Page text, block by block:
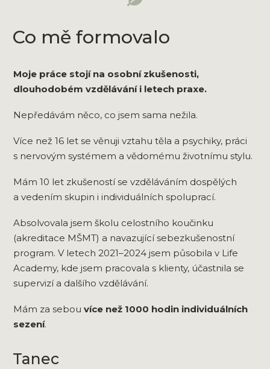
Co mě formovalo
Moje práce stojí na osobní zkušenosti,
dlouhodobém vzdělávání i letech praxe.
Nepředávám něco, co jsem sama nežila.
Více než 16 let se věnuji vztahu těla a psychiky, práci
s nervovým systémem a vědomému životnímu stylu.
Mám 10 let zkušeností se vzděláváním dospělých
a vedením skupin i individuálních spoluprací.
Absolvovala jsem školu celostního koučinku
(akreditace MŠMT) a navazující sebezkušenostní
program. V letech 2021–2024 jsem působila v Life
Academy, kde jsem pracovala s klienty, účastnila se
supervizí a dalšího vzdělávání.
Mám za sebouvíce než 1000 hodin individuálních
sezení.
Tanec